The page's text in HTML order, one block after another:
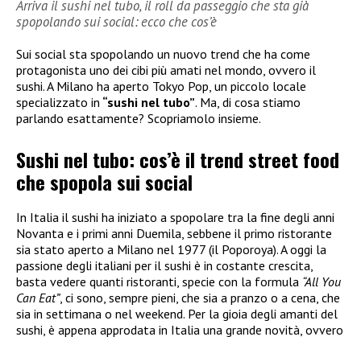
Arriva il sushi nel tubo, il roll da passeggio che sta già
spopolando sui social: ecco che cos’è
Sui social sta spopolando un nuovo trend che ha come
protagonista uno dei cibi più amati nel mondo, ovvero il
sushi. A Milano ha aperto Tokyo Pop, un piccolo locale
specializzato in “sushi nel tubo”. Ma, di cosa stiamo
parlando esattamente? Scopriamolo insieme.
Sushi nel tubo: cos’è il trend street food
che spopola sui social
In Italia il sushi ha iniziato a spopolare tra la fine degli anni
Novanta e i primi anni Duemila, sebbene il primo ristorante
sia stato aperto a Milano nel 1977 (il Poporoya). A oggi la
passione degli italiani per il sushi è in costante crescita,
basta vedere quanti ristoranti, specie con la formula “All You
Can Eat”, ci sono, sempre pieni, che sia a pranzo o a cena, che
sia in settimana o nel weekend. Per la gioia degli amanti del
sushi, è appena approdata in Italia una grande novità, ovvero